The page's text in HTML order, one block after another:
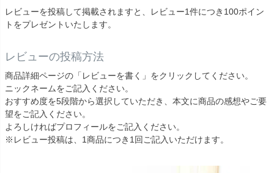
レビューを投稿して掲載されますと、レビュー1件につき100ポイン
トをプレゼントいたします。
レビューの投稿方法
商品詳細ページの「レビューを書く」をクリックしてください。
ニックネームをご記入ください。
おすすめ度を5段階から選択していただき、本文に商品の感想やご要
望をご記入ください。
よろしければプロフィールをご記入ください。
※レビュー投稿は、1商品につき1回ご記入いただけます。